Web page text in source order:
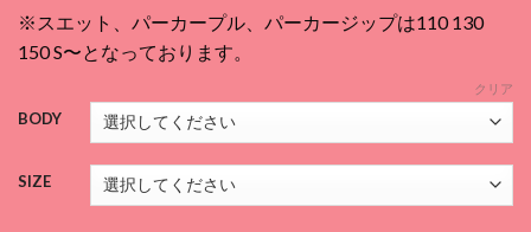
※スエット、パーカープル、パーカージップは110 130
150 S〜となっております。
BODY
SIZE
クリア